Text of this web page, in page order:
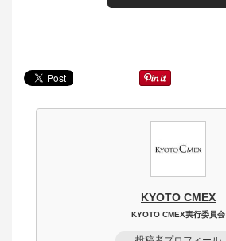
KYOTO CMEX
KYOTO CMEX実行委員会